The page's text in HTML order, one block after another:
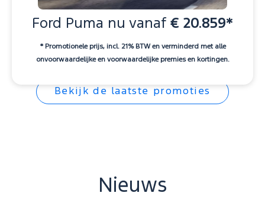
Bekijk de laatste promoties
Nieuws
Ford Puma nu vanaf € 20.859*
* Promotionele prijs, incl. 21% BTW en verminderd met alle
onvoorwaardelijke en voorwaardelijke premies en kortingen.